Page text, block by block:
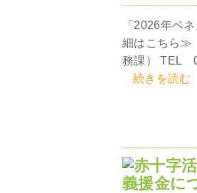
「2026年ベ
細はこちら≫
務課） TEL
続きを読む
義援金に